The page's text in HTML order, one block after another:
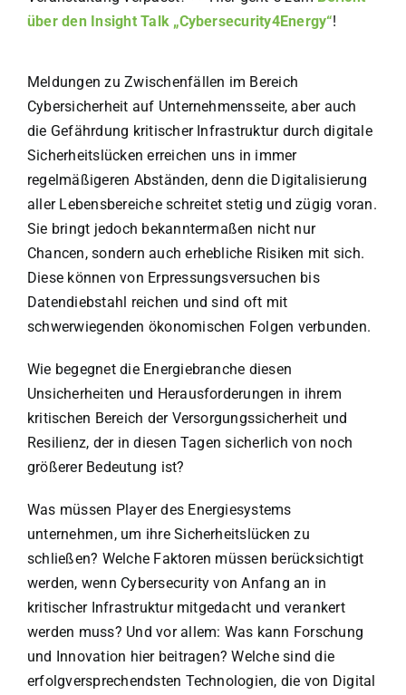
über den Insight Talk „Cybersecurity4Energy“!
Meldungen zu Zwischenfällen im Bereich
Cybersicherheit auf Unternehmensseite, aber auch
die Gefährdung kritischer Infrastruktur durch digitale
Sicherheitslücken erreichen uns in immer
regelmäßigeren Abständen, denn die Digitalisierung
aller Lebensbereiche schreitet stetig und zügig voran.
Sie bringt jedoch bekanntermaßen nicht nur
Chancen, sondern auch erhebliche Risiken mit sich.
Diese können von Erpressungsversuchen bis
Datendiebstahl reichen und sind oft mit
schwerwiegenden ökonomischen Folgen verbunden.
Wie begegnet die Energiebranche diesen
Unsicherheiten und Herausforderungen in ihrem
kritischen Bereich der Versorgungssicherheit und
Resilienz, der in diesen Tagen sicherlich von noch
größerer Bedeutung ist?
Was müssen Player des Energiesystems
unternehmen, um ihre Sicherheitslücken zu
schließen? Welche Faktoren müssen berücksichtigt
werden, wenn Cybersecurity von Anfang an in
kritischer Infrastruktur mitgedacht und verankert
werden muss? Und vor allem: Was kann Forschung
und Innovation hier beitragen? Welche sind die
erfolgversprechendsten Technologien, die von Digital